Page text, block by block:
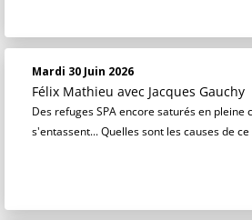
Mardi 30 Juin 2026
Félix Mathieu avec Jacques Gauchy
Des refuges SPA encore saturés en pleine
s'entassent... Quelles sont les causes de